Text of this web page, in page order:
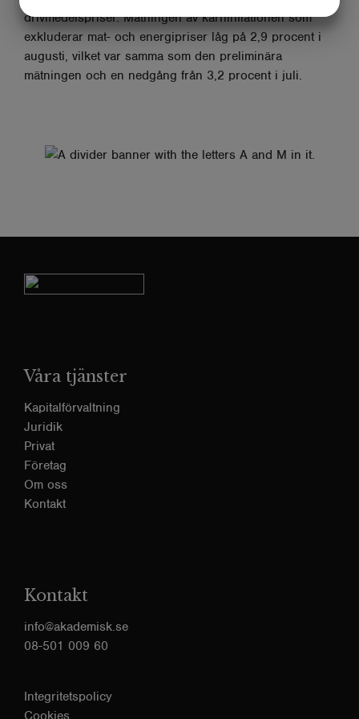
drivmedelspriser. Mätningen av kärninflationen som
exkluderar mat- och energipriser låg på 2,9 procent i
augusti, vilket var samma som den preliminära
mätningen och en nedgång från 3,2 procent i juli.
Våra tjänster
Kapitalförvaltning
Juridik
Privat
Företag
Om oss
Kontakt
Kontakt
info@akademisk.se
08-501 009 60
Integritetspolicy
Cookies
MARKNADSFÖRING STATISTIK